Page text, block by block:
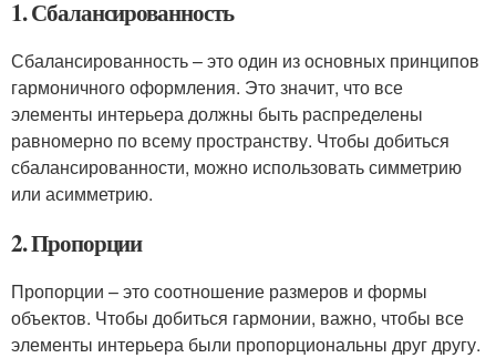
1. Сбалансированность
Сбалансированность – это один из основных принципов
гармоничного оформления. Это значит, что все
элементы интерьера должны быть распределены
равномерно по всему пространству. Чтобы добиться
сбалансированности, можно использовать симметрию
или асимметрию.
2. Пропорции
Пропорции – это соотношение размеров и формы
объектов. Чтобы добиться гармонии, важно, чтобы все
элементы интерьера были пропорциональны друг другу.